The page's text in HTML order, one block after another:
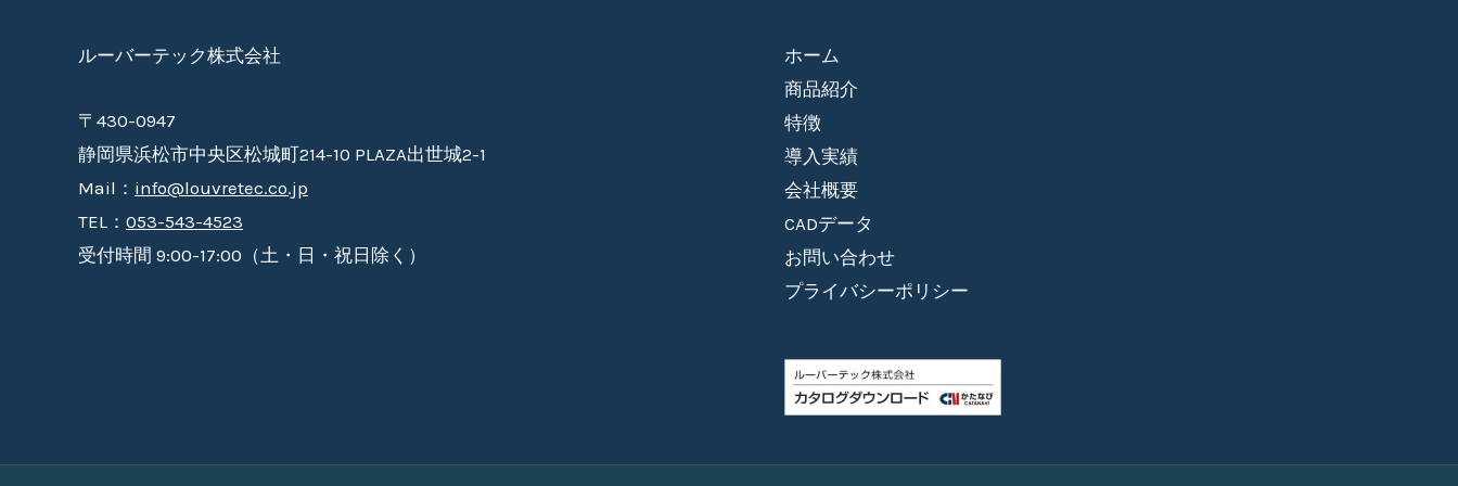
ルーバーテック株式会社
〒430-0947
静岡県浜松市中央区松城町214-10 PLAZA出世城2-1
Mail： info@louvretec.co.jp
TEL： 053-543-4523
受付時間 9:00-17:00（土・日・祝日除く）
ホーム
商品紹介
特徴
導入実績
会社概要
CADデータ
お問い合わせ
プライバシーポリシー